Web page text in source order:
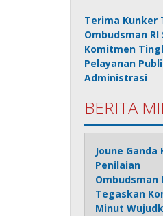
Terima Kunker
Ombudsman
Komitmen
Pelayanan
Administrasi
BERITA
Joune Ganda
Penilaian
Ombudsman
Tegaskan
Minut